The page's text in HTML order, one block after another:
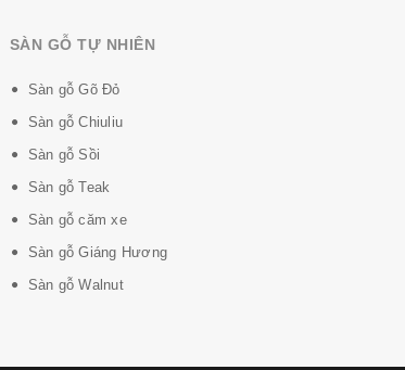
SÀN GỖ TỰ NHIÊN
Sàn gỗ Gõ Đỏ
Sàn gỗ Chiuliu
Sàn gỗ Sồi
Sàn gỗ Teak
Sàn gỗ căm xe
Sàn gỗ Giáng Hương
Sàn gỗ Walnut